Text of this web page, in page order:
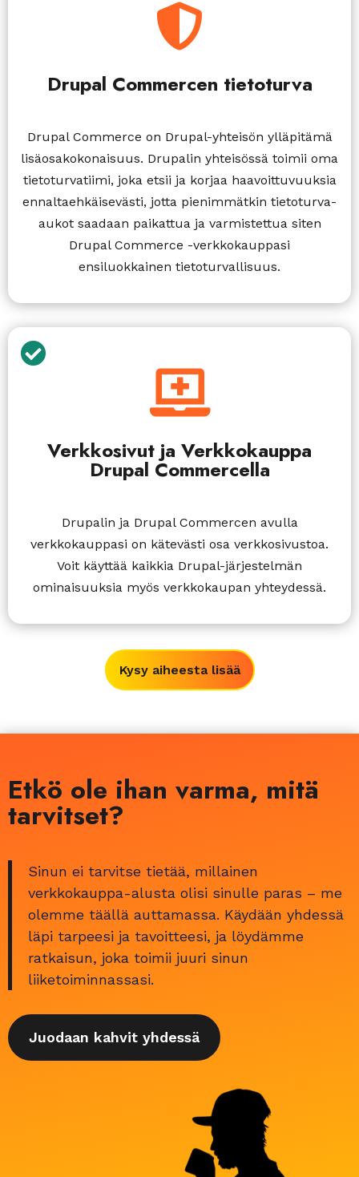

Drupal Commercen tietoturva
Drupal Commerce on Drupal-yhteisön ylläpitämä
lisäosakokonaisuus. Drupalin yhteisössä toimii oma
tietoturvatiimi, joka etsii ja korjaa haavoittuvuuksia
ennaltaehkäisevästi, jotta pienimmätkin tietoturva-
aukot saadaan paikattua ja varmistettua siten
Drupal Commerce -verkkokauppasi
ensiluokkainen tietoturvallisuus.


Verkkosivut ja Verkkokauppa
Drupal Commercella
Drupalin ja Drupal Commercen avulla
verkkokauppasi on kätevästi osa verkkosivustoa.
Voit käyttää kaikkia Drupal-järjestelmän
ominaisuuksia myös verkkokaupan yhteydessä.
Kysy aiheesta lisää
Etkö ole ihan varma, mitä
tarvitset?
Sinun ei tarvitse tietää, millainen
verkkokauppa-alusta olisi sinulle paras – me
olemme täällä auttamassa. Käydään yhdessä
läpi tarpeesi ja tavoitteesi, ja löydämme
ratkaisun, joka toimii juuri sinun
liiketoiminnassasi.
Juodaan kahvit yhdessä